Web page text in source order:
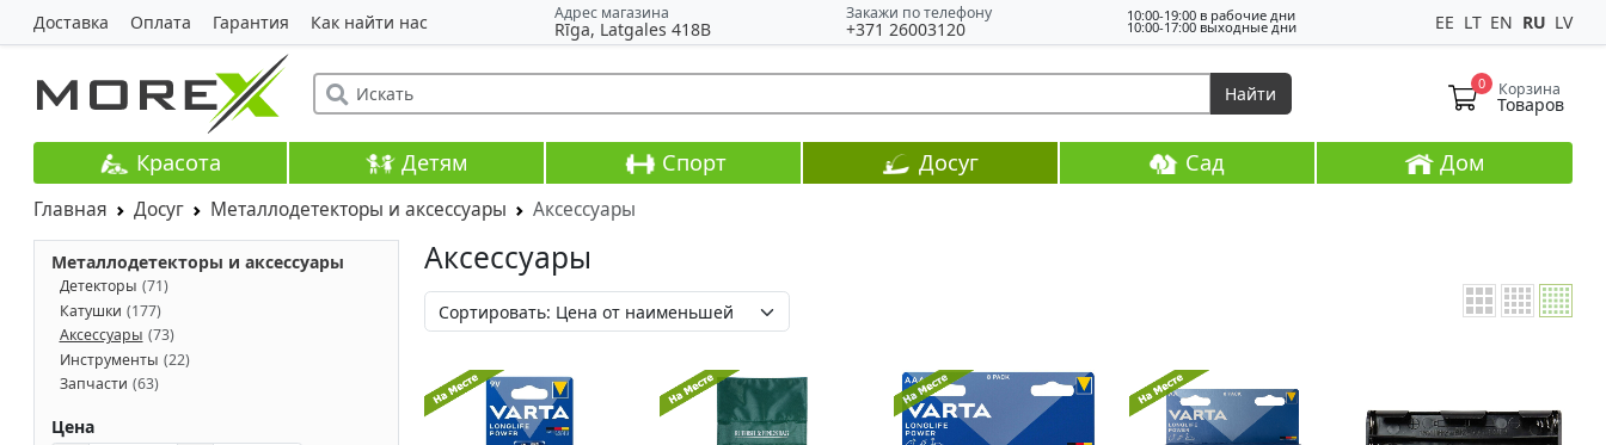
Доставка Оплата Гарантия Как найти нас Адрес магазина
Rīga, Latgales 418B
Закажи по телефону
+371 26003120
10:00-19:00 в рабочие дни
10:00-17:00 выходные дни EE LT EN RU LV
0 Корзина
Товаров
Найти
Красота Детям Спорт Досуг Сад Дом
Главная Досуг Металлодетекторы и аксессуары Аксессуары
Металлодетекторы и аксессуары
Детекторы (71)
Катушки (177)
Аксессуары (73)
Инструменты (22)
Запчасти (63)
Цена
Аксессуары